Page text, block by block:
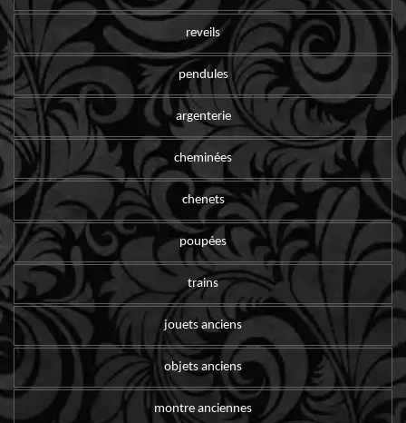
reveils
pendules
argenterie
cheminées
chenets
poupées
trains
jouets anciens
objets anciens
montre anciennes